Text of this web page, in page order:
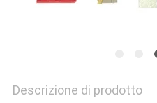
Descrizione di prodotto